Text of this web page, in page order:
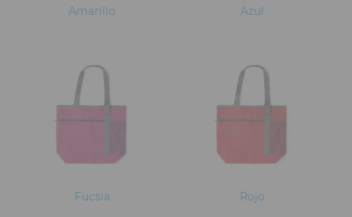
Amarillo Azul
Fucsia Rojo